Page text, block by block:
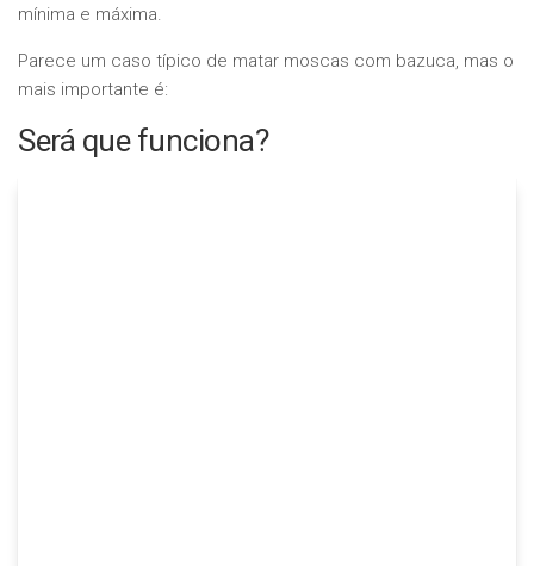
mínima e máxima.
Parece um caso típico de matar moscas com bazuca, mas o
mais importante é:
Será que funciona?